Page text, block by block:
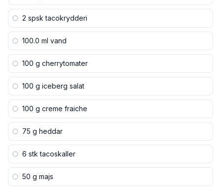
2 spsk tacokrydderi
100.0 ml vand
100 g cherrytomater
100 g iceberg salat
100 g creme fraiche
75 g heddar
6 stk tacoskaller
50 g majs